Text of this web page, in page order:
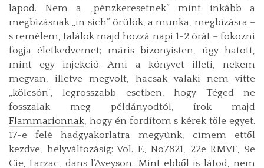
lapod. Nem a „pénzkeresetnek” mint inkább a
megbízásnak „in sich” örülök, a munka, megbízásra –
s remélem, találok majd hozzá napi 1-2 órát – fokozni
fogja életkedvemet; máris bizonyisten, úgy hatott,
mint egy injekció. Ami a könyvet illeti, nekem
megvan, illetve megvolt, hacsak valaki nem vitte
„kölcsön”, legrosszabb esetben, hogy Téged ne
fosszalak meg példányodtól, írok majd
Flammarionnak, hogy én fordítom s kérek tőle egyet.
17-e felé hadgyakorlatra megyünk, címem ettől
kezdve, helyváltozásig: Vol. F., No7821, 22e RMVE, 9e
Cie, Larzac, dans l’Aveyson. Mint ebből is látod, nem